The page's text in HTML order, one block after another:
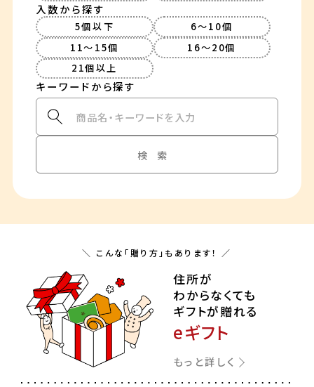
入数から探す
5個以下
6～10個
11～15個
16～20個
21個以上
＼ こんな「贈り方」もあります！ ／
住所が
わからなくても
ギフトが贈れる
eギフト
もっと詳しく